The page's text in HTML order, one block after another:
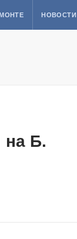
НОВОСТИ
на Б.